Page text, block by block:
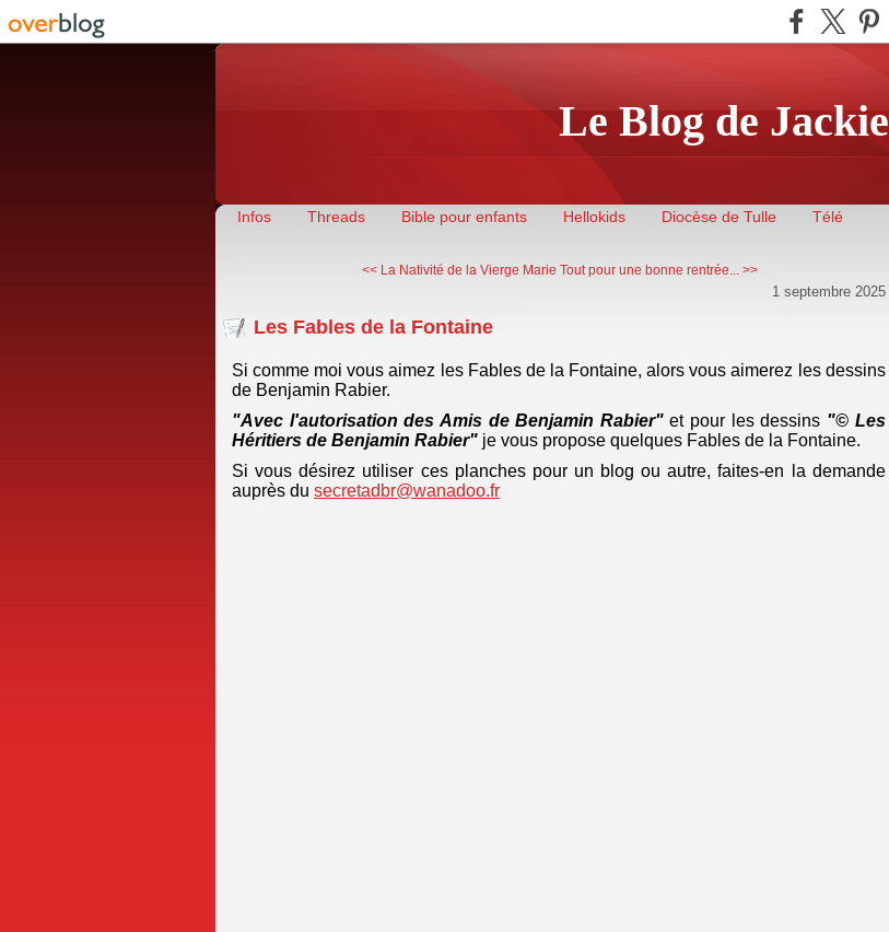
Le Blog de Jackie
Infos Threads Bible pour enfants Hellokids Diocèse de Tulle Télé
<< La Nativité de la Vierge Marie Tout pour une bonne rentrée... >>
1 septembre 2025
Les Fables de la Fontaine
Si comme moi vous aimez les Fables de la Fontaine, alors vous aimerez les dessins
de Benjamin Rabier.
"Avec l'autorisation des Amis de Benjamin Rabier"et pour les dessins "© Les
Héritiers de Benjamin Rabier" je vous propose quelques Fables de la Fontaine.
Si vous désirez utiliser ces planches pour un blog ou autre, faites-en la demande
auprès du secretadbr@wanadoo.fr